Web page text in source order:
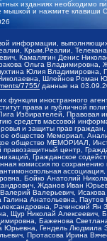
изданиях необходимо
мышкой и нажмите клавиши
информации,
Крым.Реалии,
Камалягин Денис
Ольга Владимировна,
Юлия Владимировна,
Шлейнов Роман
7755/ данные на
функции иностранного
права и публичной
Избирателей, Правовая
средств массовой
и защиты прав
общество Мемориал,
общество МЕМОРИАЛ,
правозащитный центр,
Гражданское
комиссия по
Бойко Анатолий
Жданов Иван
Валерьевич,
Анатольевна,
Рачинский
Щур Николай
Баженова
Гендель Людмила
Протасова Ирина